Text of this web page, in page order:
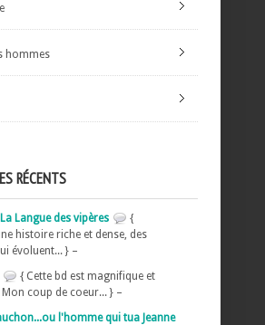
hommes
RÉCENTS
La Langue des vipères
{
histoire riche et dense, des
évoluent... } –
{ Cette bd est magnifique et
coup de coeur... } –
l'homme qui tua Jeanne